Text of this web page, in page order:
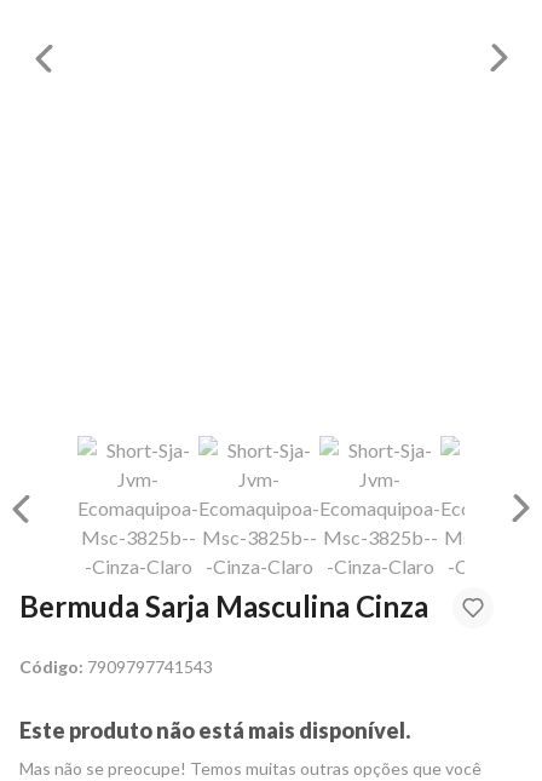
Bermuda Sarja Masculina Cinza
Código: 7909797741543
Este produto não está mais disponível.
Mas não se preocupe! Temos muitas outras opções que você